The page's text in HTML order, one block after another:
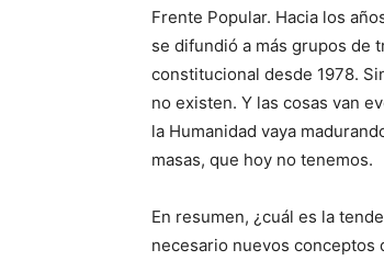
Frente Popular. Hacia los
se difundió a más grupos de
constitucional desde 1978.
no existen. Y las cosas van
la Humanidad vaya
masas, que hoy no tenemos.
En resumen, ¿cuál es la
necesario nuevos conceptos